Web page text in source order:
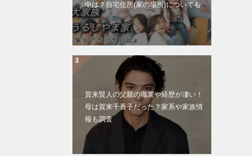
中は？自宅住所(家の場所)についても
賀来賢人の父親の職業や経歴が凄い！
母は賀来千香子だった？家系や家族情
報も調査